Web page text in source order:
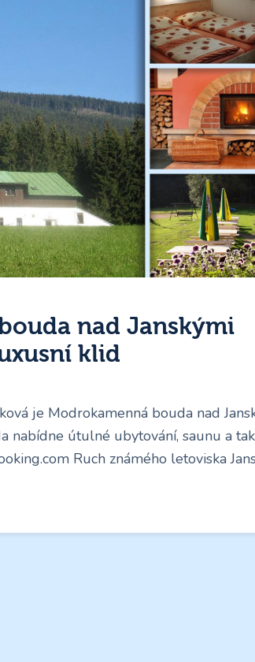
nad Janskými
klid
je Modrokamenná bouda nad
nabídne útulné ubytování, saunu a
Ruch známého letoviska